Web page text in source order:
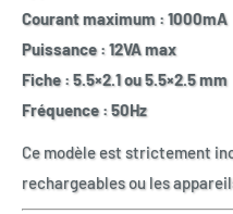
Courant maximum : 1000mA
Puissance : 12VA max
Fiche : 5.5×2.1 ou 5.5×2.5 mm
Fréquence : 50Hz
Ce modèle est strictement
rechargeables ou les